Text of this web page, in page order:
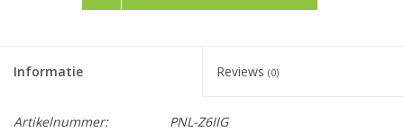
Informatie Reviews (0)
Artikelnummer:
PNL-Z6IIG